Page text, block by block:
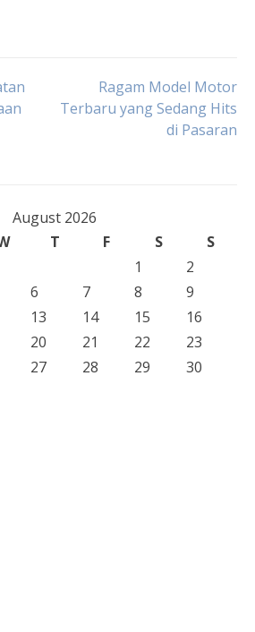
Ragam Model Motor
Terbaru yang Sedang Hits
di Pasaran
August 2026
T F S
S
1
2
6 7 8
9
13 14 15
16
20 21 22
23
27 28 29
30